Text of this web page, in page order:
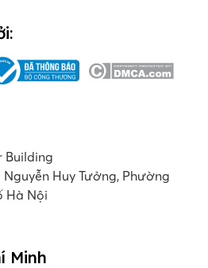
Building
Huy Tưởng, Phường
Hà Nội
Minh